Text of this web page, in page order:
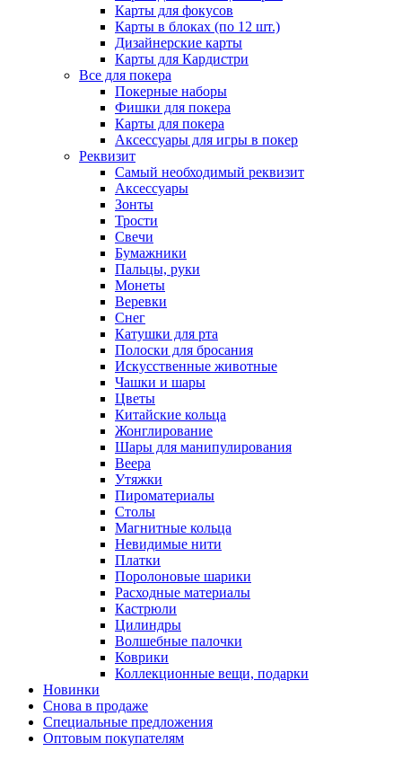
Карты для фокусов
Карты в блоках (по 12 шт.)
Дизайнерские карты
Карты для Кардистри
Все для покера
Покерные наборы
Фишки для покера
Карты для покера
Аксессуары для игры в покер
Реквизит
Самый необходимый реквизит
Аксессуары
Зонты
Трости
Свечи
Бумажники
Пальцы, руки
Монеты
Веревки
Снег
Катушки для рта
Полоски для бросания
Искусственные животные
Чашки и шары
Цветы
Китайские кольца
Жонглирование
Шары для манипулирования
Веера
Утяжки
Пироматериалы
Столы
Магнитные кольца
Невидимые нити
Платки
Поролоновые шарики
Расходные материалы
Кастрюли
Цилиндры
Волшебные палочки
Коврики
Коллекционные вещи, подарки
Новинки
Снова в продаже
Специальные предложения
Оптовым покупателям